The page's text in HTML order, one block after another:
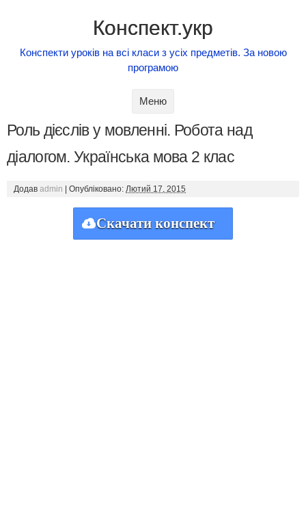
Конспект.укр
Конспекти уроків на всі класи з усіх предметів. За новою
програмою
Меню
Роль дієслів у мовленні. Робота над
діалогом. Українська мова 2 клас
Додав admin Опубліковано: Лютий 17, 2015
Скачати конспект